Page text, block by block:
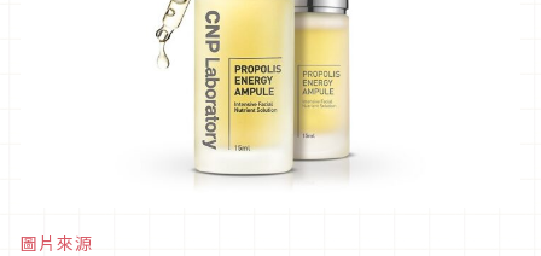
圖片來源